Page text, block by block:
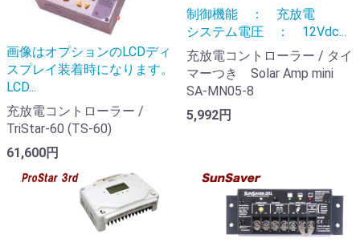
画像はオプションのLCDディ
スプレイ装着時になります。
LCD...
充放電コントローラー /
TriStar-60 (TS-60)
61,600円
制御機能 ： 充放電
システム電圧 ： 12Vdc...
充放電コントローラー / タイ
マーつき Solar Amp mini
SA-MN05-8
5,992円